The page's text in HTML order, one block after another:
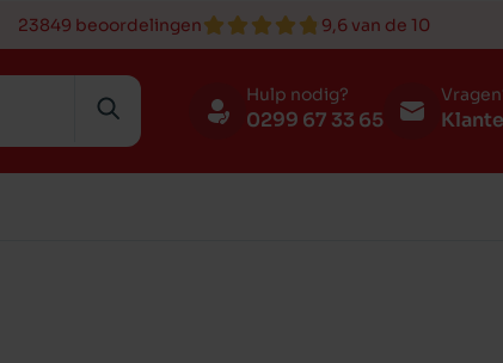
23849 beoordelingen 9,6 van de 10
Hulp nodig?
0299 67 33 65